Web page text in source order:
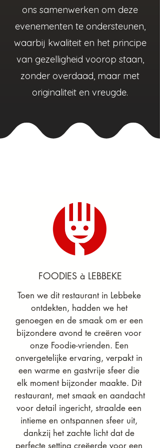
ons samenwerken om deze
evenementen te ondersteunen,
waarbij kwaliteit en het principe
van gezelligheid voorop staan,
zonder overdaad, maar met
originaliteit en vreugde.
FOODIES à LEBBEKE
Toen we dit restaurant in Lebbeke
ontdekten, hadden we het
genoegen en de smaak om er een
bijzondere avond te creëren voor
onze Foodie-vrienden. Een
onvergetelijke ervaring, verpakt in
een warme en gastvrije sfeer die
elk moment bijzonder maakte. Dit
restaurant, met smaak en aandacht
voor detail ingericht, straalde een
intieme en ontspannen sfeer uit,
dankzij het zachte licht dat de
perfecte setting creëerde voor een